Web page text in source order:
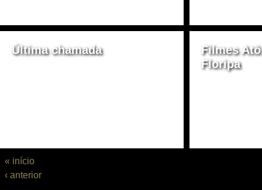
​Última chamada
Filmes
Floripa
« início
‹ anterior